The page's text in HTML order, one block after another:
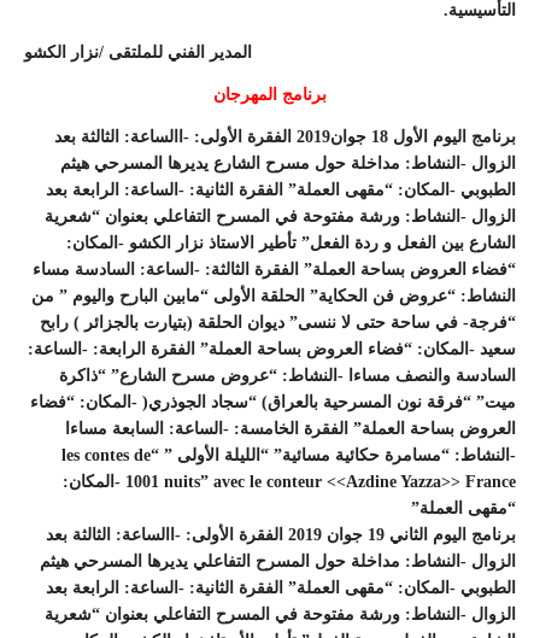
ﺍﻟﺘﺄﺳﻴﺴﻴﺔ.
المدير الفني للملتقى /نزار الكشو
برنامج المهرجان
ﺑﺮﻧﺎﻣﺞ ﺍﻟﻴﻮﻡ ﺍﻷﻭﻝ 18 ﺟﻮﺍﻥ2019
ﺍﻟﻔﻘﺮﺓ ﺍﻷﻭﻟﻰ: -ﺍﺍﻟﺴﺎﻋﺔ: ﺍﻟﺜﺎﻟﺜﺔ ﺑﻌﺪ
ﺍﻟﺰﻭﺍﻝ -ﺍﻟﻨﺸﺎﻁ: ﻣﺪﺍﺧﻠﺔ ﺣﻮﻝ ﻣﺴﺮﺡ ﺍﻟﺸﺎﺭﻉ يديرها المسرحي هيثم
الطبوبي -ﺍﻟﻤﻜﺎﻥ: “ﻣﻘﻬﻰ ﺍﻟﻌﻤﻠﺔ” ﺍﻟﻔﻘﺮﺓ ﺍﻟﺜﺎﻧﻴﺔ: -ﺍﻟﺴﺎﻋﺔ: ﺍﻟﺮﺍﺑﻌﺔ ﺑﻌﺪ
ﺍﻟﺰﻭﺍﻝ -ﺍﻟﻨﺸﺎﻁ: ﻭﺭﺷﺔ ﻣﻔﺘﻮﺣﺔ ﻓﻲ ﺍﻟﻤﺴﺮﺡ ﺍﻟﺘﻔﺎﻋﻠﻲ ﺑﻌﻨﻮﺍﻥ “ﺷﻌﺮﻳﺔ
ﺍﻟﺸﺎﺭﻉ ﺑﻴﻦ ﺍﻟﻔﻌﻞ ﻭ ﺭﺩﺓ ﺍﻟﻔﻌﻞ” تأطير الاستاذ نزار الكشو -ﺍﻟﻤﻜﺎﻥ:
“ﻓﻀﺎء ﺍﻟﻌﺮﻭﺽ ﺑﺴﺎﺣﺔ ﺍﻟﻌﻤﻠﺔ” ﺍﻟﻔﻘﺮﺓ ﺍﻟﺜﺎﻟﺜﺔ: -ﺍﻟﺴﺎﻋﺔ: ﺍﻟﺴﺎﺩﺳﺔ ﻣﺴﺎء
ﺍﻟﻨﺸﺎﻁ: “ﻋﺮﻭﺽ ﻓﻦ ﺍﻟﺤﻜﺎﻳﺔ” ﺍﻟﺤﻠﻘﺔ ﺍﻷﻭﻟﻰ “ﻣﺎﺑﻴﻦ ﺍﻟﺒﺎﺭﺡ ﻭﺍﻟﻴﻮﻡ ” ﻣﻦ
“ﻓﺮﺟﺔ- ﻓﻲ ﺳﺎﺣﺔ ﺣﺘﻰ ﻻ ﻧﻨﺴﻰ” ﺩﻳﻮﺍﻥ ﺍﻟﺤﻠﻘﺔ (ﺑﺘﻴﺎﺭﺕ ﺑﺎﻟﺠﺰﺍﺋﺮ ) ﺭﺍﺑﺢ
ﺳﻌﻴﺪ -ﺍﻟﻤﻜﺎﻥ: “ﻓﻀﺎء ﺍﻟﻌﺮﻭﺽ ﺑﺴﺎﺣﺔ ﺍﻟﻌﻤﻠﺔ” ﺍﻟﻔﻘﺮﺓ ﺍﻟﺮﺍﺑﻌﺔ: -ﺍﻟﺴﺎﻋﺔ:
ﺍﻟﺴﺎﺩﺳﺔ ﻭﺍﻟﻨﺼﻒ ﻣﺴﺎءﺍ -ﺍﻟﻨﺸﺎﻁ: “ﻋﺮﻭﺽ ﻣﺴﺮﺡ ﺍﻟﺸﺎﺭﻉ” “ﺫﺍﻛﺮﺓ
ﻣﻴﺖ” “ﻓﺮﻗﺔ ﻧﻮﻥ ﺍﻟﻤﺴﺮﺣﻴﺔ ﺑﺎﻟﻌﺮﺍﻕ) “ﺳﺠﺎﺩ ﺍﻟﺠﻮﺫﺭﻱ( -ﺍﻟﻤﻜﺎﻥ: “ﻓﻀﺎء
ﺍﻟﻌﺮﻭﺽ ﺑﺴﺎﺣﺔ ﺍﻟﻌﻤﻠﺔ” ﺍﻟﻔﻘﺮﺓ ﺍﻟﺨﺎﻣﺴﺔ: -ﺍﻟﺴﺎﻋﺔ: ﺍﻟﺴﺎﺑﻌﺔ ﻣﺴﺎءﺍ
-ﺍﻟﻨﺸﺎﻁ: “ﻣﺴﺎﻣﺮﺓ ﺣﻜﺎﺋﻴﺔ ﻣﺴﺎﺋﻴﺔ” “ﺍﻟﻠﻴﻠﺔ ﺍﻷﻭﻟﻰ ” “les contes de
1001 nuits” avec le conteur <<Azdine Yazza>> France -ﺍﻟﻤﻜﺎﻥ:
“ﻣﻘﻬﻰ ﺍﻟﻌﻤﻠﺔ”
ﺑﺮﻧﺎﻣﺞ ﺍﻟﻴﻮﻡ ﺍﻟﺜﺎﻧﻲ 19 ﺟﻮﺍﻥ 2019
ﺍﻟﻔﻘﺮﺓ ﺍﻷﻭﻟﻰ: -ﺍﺍﻟﺴﺎﻋﺔ: ﺍﻟﺜﺎﻟﺜﺔ ﺑﻌﺪ
ﺍﻟﺰﻭﺍﻝ -ﺍﻟﻨﺸﺎﻁ: ﻣﺪﺍﺧﻠﺔ ﺣﻮﻝ ﺍﻟﻤﺴﺮﺡ ﺍﻟﺘﻔﺎﻋﻠﻲ يديرها المسرحي هيثم
الطبوبي -ﺍﻟﻤﻜﺎﻥ: “ﻣﻘﻬﻰ ﺍﻟﻌﻤﻠﺔ” ﺍﻟﻔﻘﺮﺓ ﺍﻟﺜﺎﻧﻴﺔ: -ﺍﻟﺴﺎﻋﺔ: ﺍﻟﺮﺍﺑﻌﺔ ﺑﻌﺪ
ﺍﻟﺰﻭﺍﻝ -ﺍﻟﻨﺸﺎﻁ: ﻭﺭﺷﺔ ﻣﻔﺘﻮﺣﺔ ﻓﻲ ﺍﻟﻤﺴﺮﺡ ﺍﻟﺘﻔﺎﻋﻠﻲ ﺑﻌﻨﻮﺍﻥ “ﺷﻌﺮﻳﺔ